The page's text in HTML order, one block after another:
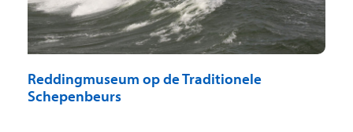
Reddingmuseum op de Traditionele
Schepenbeurs